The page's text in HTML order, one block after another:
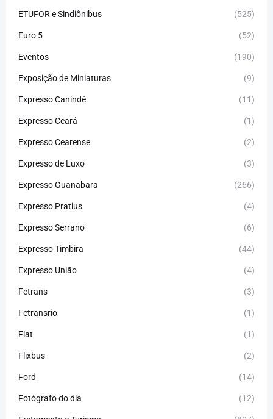
ETUFOR e Sindiônibus (525)
Euro 5 (52)
Eventos (190)
Exposição de Miniaturas (9)
Expresso Canindé (11)
Expresso Ceará (1)
Expresso Cearense (2)
Expresso de Luxo (3)
Expresso Guanabara (266)
Expresso Pratius (4)
Expresso Serrano (6)
Expresso Timbira (44)
Expresso União (4)
Fetrans (3)
Fetransrio (1)
Fiat (1)
Flixbus (2)
Ford (14)
Fotógrafo do dia (12)